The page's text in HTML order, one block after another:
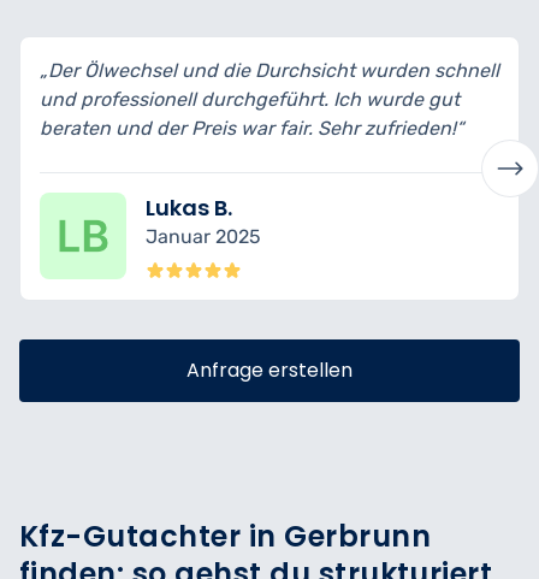
„Der Ölwechsel und die Durchsicht wurden schnell
und professionell durchgeführt. Ich wurde gut
beraten und der Preis war fair. Sehr zufrieden!“
Lukas B.
Januar 2025
Anfrage erstellen
Kfz-Gutachter in Gerbrunn